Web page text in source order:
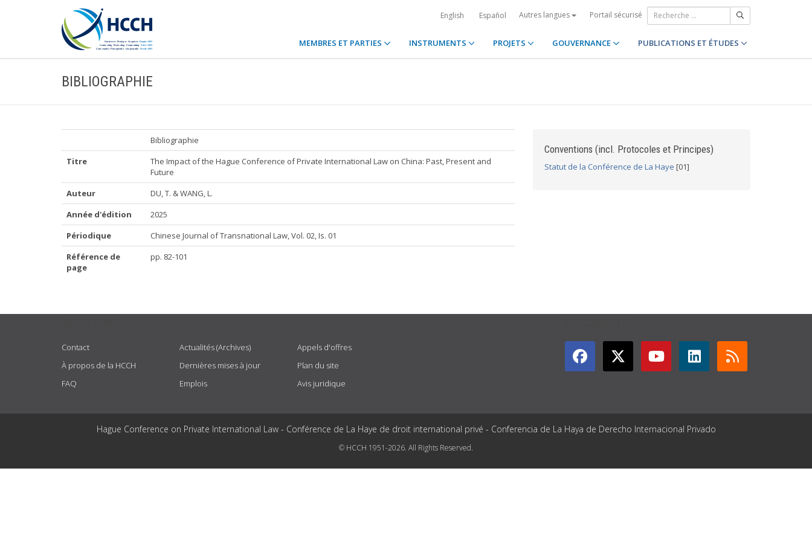
English Español Autres langues Portail sécurisé
MEMBRES ET PARTIES INSTRUMENTS PROJETS GOUVERNANCE PUBLICATIONS ET ÉTUDES
BIBLIOGRAPHIE
Bibliographie
Titre
The Impact of the Hague Conference of Private International Law on China: Past, Present and
Future
Auteur
DU, T. & WANG, L.
Année d'édition
2025
Périodique
Chinese Journal of Transnational Law, Vol. 02, Is. 01
Référence de
page
pp. 82-101
Conventions (incl. Protocoles et Principes)
Statut de la Conférence de La Haye [01]
Contact
À propos de la HCCH
FAQ
Actualités (Archives)
Dernières mises à jour
Emplois
Appels d'offres
Plan du site
Avis juridique
Hague Conference on Private International Law - Conférence de La Haye de droit international privé - Conferencia de La Haya de Derecho Internacional Privado
© HCCH 1951-2026. All Rights Reserved.